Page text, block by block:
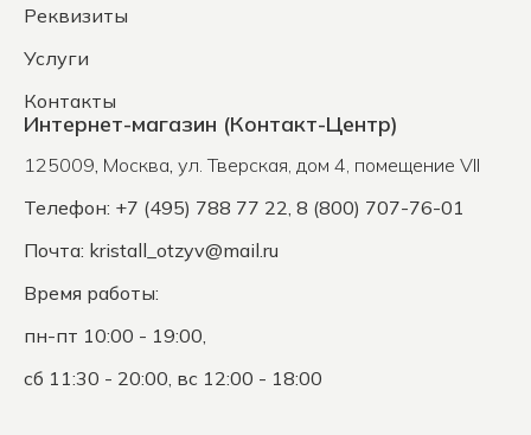
Реквизиты
Услуги
Контакты
Интернет-магазин (Контакт-Центр)
125009, Москва, ул. Тверская, дом 4, помещение VII
Телефон: +7 (495) 788 77 22, 8 (800) 707-76-01
Почта: kristall_otzyv@mail.ru
Время работы:
пн-пт 10:00 - 19:00,
сб 11:30 - 20:00, вс 12:00 - 18:00